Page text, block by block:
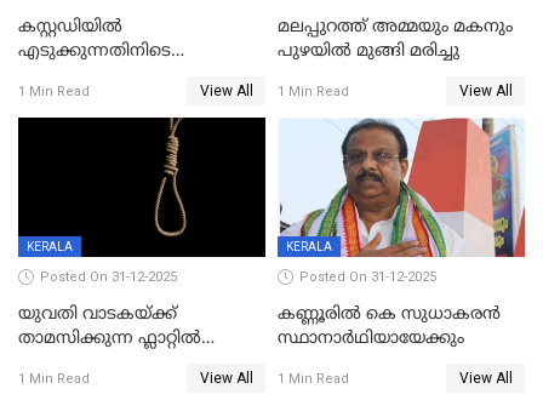
കസ്റ്റഡിയിൽ
എടുക്കുന്നതിനിടെ
വധശ്രമക്കേസ് പ്രതി പിടിയിൽ
1 Min Read View All
മലപ്പുറത്ത് അമ്മയും മകനും
പുഴയിൽ മുങ്ങി മരിച്ചു
1 Min Read View All
KERALA
Posted On 31-12-2025
യുവതി വാടകയ്ക്ക്
താമസിക്കുന്ന ഫ്ലാറ്റില്‍
സംഭവം കൈതപ്പൊയിലില്‍
1 Min Read View All
KERALA
Posted On 31-12-2025
കണ്ണൂരിൽ കെ സുധാകരൻ
സ്ഥാനാർഥിയായേക്കും
1 Min Read View All